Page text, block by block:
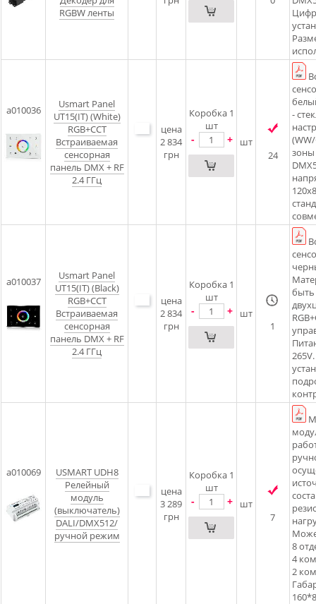
RGBW ленты
a010036
Usmart Panel
UT15(IT) (White)
RGB+CCT
Встраиваемая
сенсорная
панель DMX + RF
2.4 ГГц
цена
2 834
грн
Коробка 1
шт
- +
шт
24
-
(WW/
зоны
a010037
Usmart Panel
UT15(IT) (Black)
RGB+CCT
Встраиваемая
сенсорная
панель DMX + RF
2.4 ГГц
цена
2 834
грн
Коробка 1
шт
- +
шт
1
быть
a010069
USMART UDH8
Релейный
модуль
(выключатель)
DALI/DMX512/
ручной режим
цена
3 289
грн
Коробка 1
шт
- +
шт
7
8
4
2